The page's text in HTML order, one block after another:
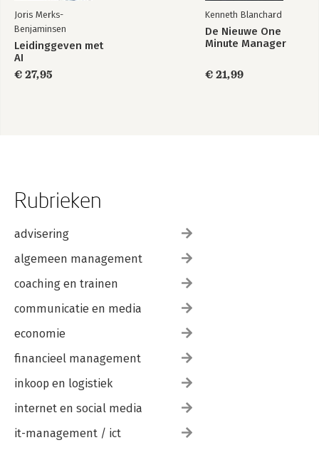
Joris Merks-
Benjaminsen
Leidinggeven met
AI
€ 27,95
Kenneth Blanchard
De Nieuwe One
Minute Manager
€ 21,99
Rubrieken
advisering
algemeen management
coaching en trainen
communicatie en media
economie
financieel management
inkoop en logistiek
internet en social media
it-management / ict